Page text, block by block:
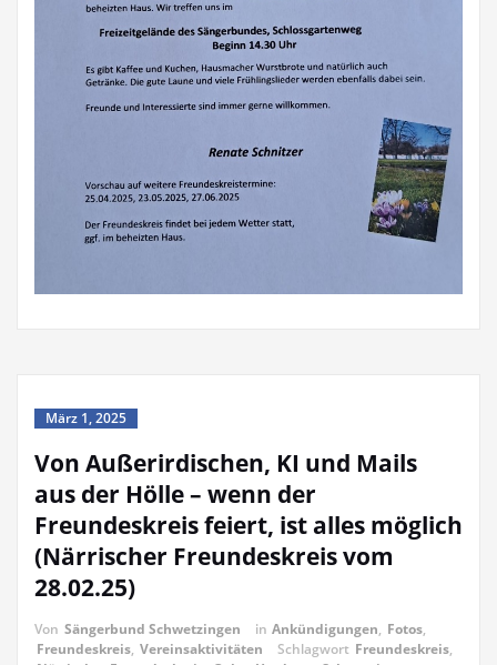
März 1, 2025
Von Außerirdischen, KI und Mails
aus der Hölle – wenn der
Freundeskreis feiert, ist alles möglich
(Närrischer Freundeskreis vom
28.02.25)
Von Sängerbund Schwetzingen in Ankündigungen, Fotos,
Freundeskreis, Vereinsaktivitäten Schlagwort Freundeskreis,